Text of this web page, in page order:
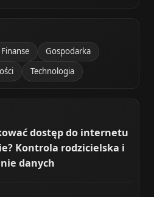
Finanse
Gospodarka
Technologia
dostęp do internetu
Kontrola rodzicielska i
danych